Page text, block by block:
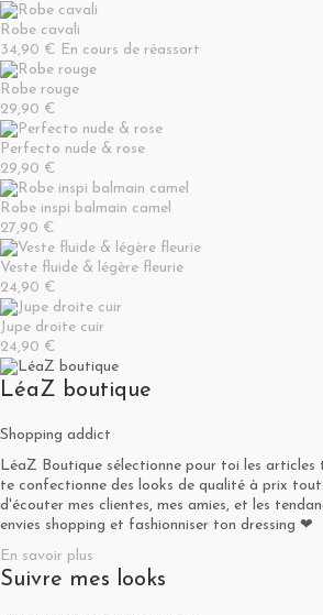
Robe cavali
34,90 € En cours de réassort
Robe rouge
29,90 €
Perfecto nude & rose
29,90 €
Robe inspi balmain camel
27,90 €
Veste fluide & légère fleurie
24,90 €
Jupe droite cuir
24,90 €
LéaZ boutique
Shopping addict
LéaZ Boutique sélectionne pour toi les articles
te confectionne des looks de qualité à prix
d'écouter mes clientes, mes amies, et les
envies shopping et fashionniser ton dressing ❤
En savoir plus
Suivre mes looks